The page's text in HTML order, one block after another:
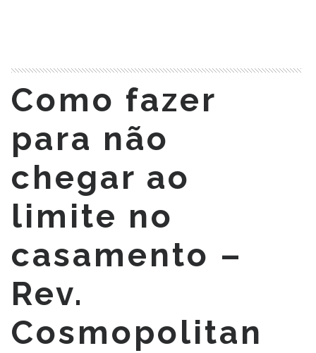
Como fazer
para não
chegar ao
limite no
casamento –
Rev.
Cosmopolitan